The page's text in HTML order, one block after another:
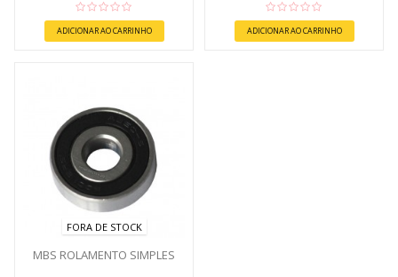
ADICIONAR AO CARRINHO ADICIONAR AO CARRINHO
FORA DE STOCK
MBS ROLAMENTO SIMPLES